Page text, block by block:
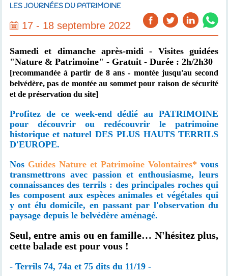
LES JOURNÉES DU PATRIMOINE
17 - 18 septembre 2022
Samedi et dimanche après-midi - Visites guidées
"Nature & Patrimoine" - Gratuit - Durée : 2h/2h30
[recommandée à partir de 8 ans - montée jusqu'au second
belvédère, pas de montée au sommet pour raison de sécurité
et de préservation du site]
Profitez de ce week-end dédié au PATRIMOINE
pour découvrir ou redécouvrir le patrimoine
historique et naturel DES PLUS HAUTS TERRILS
D'EUROPE.
Nos Guides Nature et Patrimoine Volontaires* vous
transmettrons avec passion et enthousiasme, leurs
connaissances des terrils : des principales roches qui
les composent aux espèces animales et végétales qui
y ont élu domicile, en passant par l'observation du
paysage depuis le belvédère aménagé.
Seul, entre amis ou en famille… N'hésitez plus,
cette balade est pour vous !
- Terrils 74, 74a et 75 dits du 11/19 -